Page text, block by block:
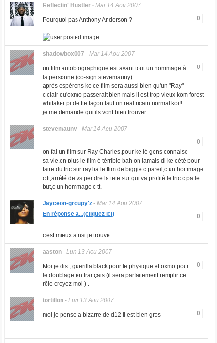
Reflectin' Hustler- Mar 14 Aou 2007
0
Pourquoi pas Anthony Anderson ?
shadowbox007 - Mar 14 Aou 2007
0
un film autobiographique est avant tout un hommage à
la personne (co-sign stevemauny)
après espérons ke ce film sera aussi bien qu'un "Ray"
c clair qu'oxmo passerait bien mais il est trop vieux kom forest
whitaker pi de tte façon faut un real ricain normal koi!!
je me demande qui ils vont bien trouver..
stevemauny- Mar 14 Aou 2007
0
on fai un flim sur Ray Charles,pour ke lé gens connaise
sa vie,en plus le flim é térrible bah on jamais di ke cété pour
faire du fric sur ray.ba le flim de biggie c pareil,c un hommage
c tt,arrété de vs pendre la tete sur qui va profité le fric.c pa le
but,c un hommage c tt.
Jayceon-groupy'z- Mar 14 Aou 2007
0
En réponse à...(cliquez ici)
c'est mieux ainsi je trouve...
aaston- Lun 13 Aou 2007
0
Moi je dis , guerilla black pour le physique et oxmo pour
le doublage en français (il sera parfaitement remplir ce
rôle croyez moi ) .
tortillon- Lun 13 Aou 2007
0
moi je pense a bizarre de d12 il est bien gros